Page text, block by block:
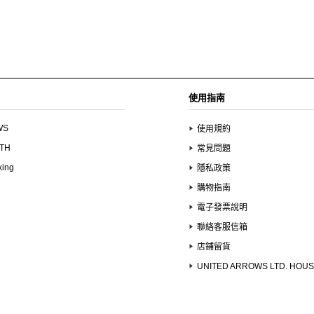
使用指南
使用規約
常見問題
隱私政策
購物指南
電子發票說明
聯絡客服信箱
店鋪留貨
UNITED ARROWS LTD.